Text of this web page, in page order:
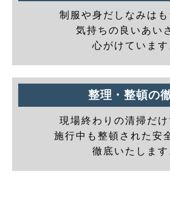
制服や身だしなみはも
気持ちの良いあい
心がけています
整理・整頓の
現場終わりの清掃だけ
施行中も整頓された安
徹底いたします